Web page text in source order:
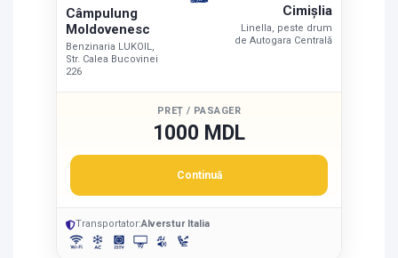
Câmpulung
Moldovenesc
Benzinaria LUKOIL,
Str. Calea Bucovinei
226
Cimişlia
Linella, peste drum
de Autogara Centrală
PREȚ / PASAGER
1000 MDL
Continuă
Transportator:Alverstur Italia